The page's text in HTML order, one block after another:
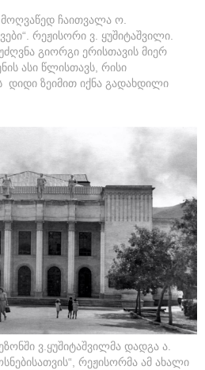
ჩაითვალა ო.
რეჟისორი ვ. ყუშიტაშვილი.
გიორგი ერისთავის მიერ
ასი წლისთავს, რისი
დიდი ზეიმით იქნა გადახდილი
ვ.ყუშიტაშვილმა დადგა ა.
რეჟისორმა ამ ახალი